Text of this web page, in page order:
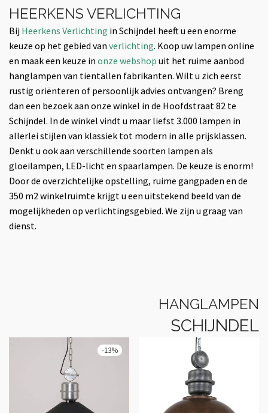
HEERKENS VERLICHTING
Bij Heerkens Verlichting in Schijndel heeft u een enorme
keuze op het gebied van verlichting. Koop uw lampen online
en maak een keuze in onze webshop uit het ruime aanbod
hanglampen van tientallen fabrikanten. Wilt u zich eerst
rustig oriënteren of persoonlijk advies ontvangen? Breng
dan een bezoek aan onze winkel in de Hoofdstraat 82 te
Schijndel. In de winkel vindt u maar liefst 3.000 lampen in
allerlei stijlen van klassiek tot modern in alle prijsklassen.
Denkt u ook aan verschillende soorten lampen als
gloeilampen, LED-licht en spaarlampen. De keuze is enorm!
Door de overzichtelijke opstelling, ruime gangpaden en de
350 m2 winkelruimte krijgt u een uitstekend beeld van de
mogelijkheden op verlichtingsgebied. We zijn u graag van
dienst.
HANGLAMPEN
SCHIJNDEL
-13%